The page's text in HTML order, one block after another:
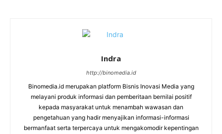
Indra
http://binomedia.id
Binomedia.id merupakan platform Bisnis Inovasi Media yang
melayani produk informasi dan pemberitaan bernilai positif
kepada masyarakat untuk menambah wawasan dan
pengetahuan yang hadir menyajikan informasi-informasi
bermanfaat serta terpercaya untuk mengakomodir kepentingan